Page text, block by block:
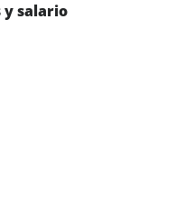
y salario